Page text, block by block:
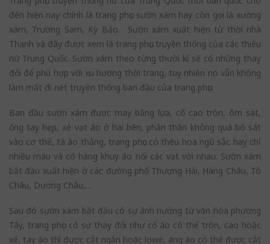
đến hiện nay chính là trang phục sườn xám hay còn gọi là xường
xám, Trường Sam, Kỳ Bảo. Sườn xám xuất hiện từ thời nhà
Thanh và đây được xem là trang phục truyền thống của các thiếu
nữ Trung Quốc. Sườn xám theo từng thười kì sẽ có những thay
đổi để phù hợp với xu hướng thời trang, tuy nhiên nó vẫn không
làm mất đi nét truyền thống ban đầu của trang phục.
Ban đầu sườn xám được may bằng lựa, cổ cao tròn, ôm sát,
ống tay hẹp, xẻ vạt áo ở hai bên, phần thân không quá bó sát
vào cơ thể, tà áo thẳng, trang phục có thêu hoa ngũ sắc hay chỉ
nhiều màu và có hàng khuy áo nối các vạt với nhau. Sườn xám
bắt đầu xuất hiện ở các đường phố Thượng Hải, Hàng Châu, Tô
Châu, Dương Châu,…
Sau đó sườn xám bắt đầu có sự ảnh hưởng từ văn hóa phương
Tây, trang phục có sự thay đổi như cổ áo có thể tròn, cao hoặc
xẻ, tay áo thì được cắt ngắn hoăc lowe, áng áo có thể được cắt